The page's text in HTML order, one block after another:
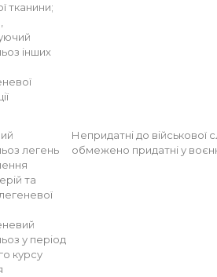
тканини;
інших
легень
та
у період
курсу
Непридатні до військової
обмежено придатні у